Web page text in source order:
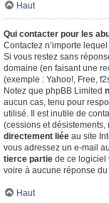
Haut
Qui contacter pour les
Contactez n’importe
Si vous restez sans
domaine (en faisant une
(exemple : Yahoo!, Free,
Notez que phpBB Limited
aucun cas, tenu pour
utilisé. Il est inutile de
(cessions et
directement liée au site
vous adressez un e-mail
tierce partie de ce logiciel
voire à aucune réponse du
Haut